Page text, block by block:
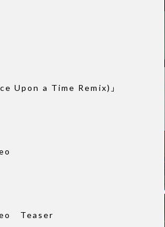
Upon a Time Remix)」
Teaser